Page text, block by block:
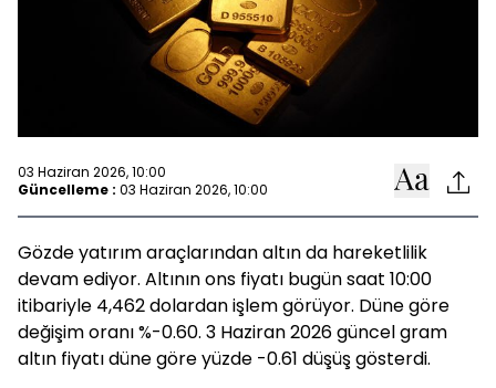
03 Haziran 2026, 10:00
Güncelleme : 03 Haziran 2026, 10:00
Gözde yatırım araçlarından altın da hareketlilik
devam ediyor. Altının ons fiyatı bugün saat 10:00
itibariyle 4,462 dolardan işlem görüyor. Düne göre
değişim oranı %-0.60. 3 Haziran 2026 güncel gram
altın fiyatı düne göre yüzde -0.61 düşüş gösterdi.